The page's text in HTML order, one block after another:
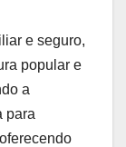
e seguro,
popular e
a
para